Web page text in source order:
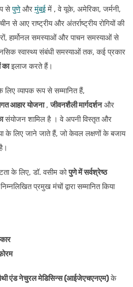
सेपुणेऔरमुंबईमें , वे यूके, अमेरिका, जर्मनी,
से आए राष्ट्रीय और अंतर्राष्ट्रीय रोगियों की
हार्मोनल समस्याओं और पाचन समस्याओं से
स्वास्थ्य संबंधी समस्याओं तक, कई प्रकार
काइलाज करते हैं।
व्यापक रूप से सम्मानित हैं,
आहार योजना,जीवनशैली मार्गदर्शनऔर
संयोजन शामिल है । वे अपनी विस्तृत और
के लिए जाने जाते हैं, जो केवल लक्षणों के बजाय
के लिए, डॉ. वसीम कोपुणे में सर्वश्रेष्ठ
प्रमुख मंचों द्वारा सम्मानित किया
एंड नेचुरल मेडिसिन्स (आईजेएचएनएम)के